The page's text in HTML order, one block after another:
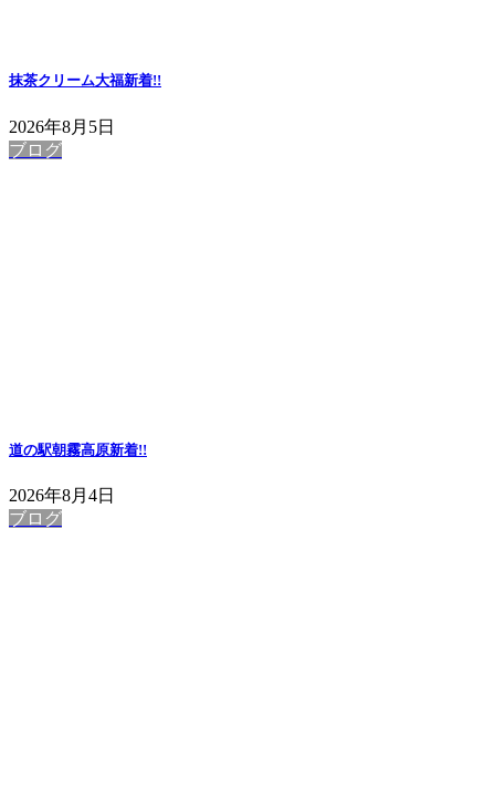
抹茶クリーム大福新着!!
2026年8月5日
ブログ
道の駅朝霧高原新着!!
2026年8月4日
ブログ